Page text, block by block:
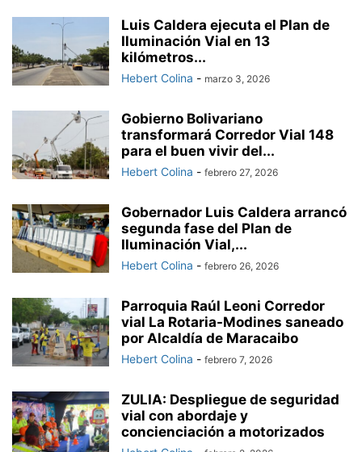
Luis Caldera ejecuta el Plan de
Iluminación Vial en 13
kilómetros...
Hebert Colina - marzo 3, 2026
Gobierno Bolivariano
transformará Corredor Vial 148
para el buen vivir del...
Hebert Colina - febrero 27, 2026
Gobernador Luis Caldera arrancó
segunda fase del Plan de
Iluminación Vial,...
Hebert Colina - febrero 26, 2026
Parroquia Raúl Leoni Corredor
vial La Rotaria-Modines saneado
por Alcaldía de Maracaibo
Hebert Colina - febrero 7, 2026
ZULIA: Despliegue de seguridad
vial con abordaje y
concienciación a motorizados